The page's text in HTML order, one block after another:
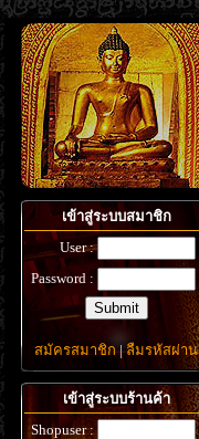
เข้าสู่ระบบสมาชิก
User :
Password :
สมัครสมาชิก|ลืมรหัสผ่าน
เข้าสู่ระบบร้านค้า
Shopuser :